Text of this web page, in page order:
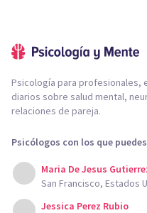
Psicología para profesionales,
diarios sobre salud mental,
relaciones de pareja.
Psicólogos con los que
Maria De Jesus
San Francisco, Estados
Jessica Perez Rubio